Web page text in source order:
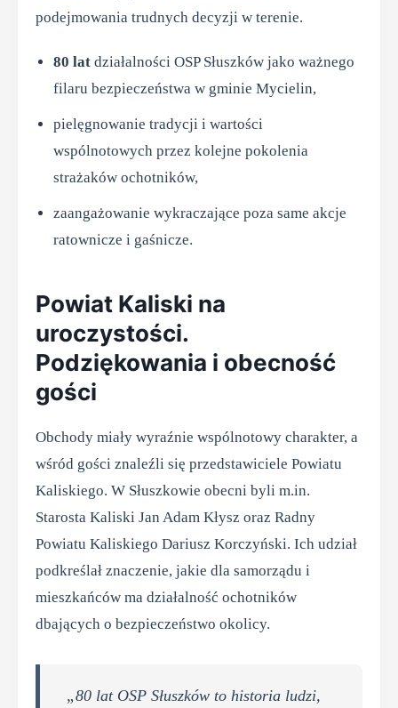
podejmowania trudnych decyzji w terenie.
80 lat działalności OSP Słuszków jako ważnego
filaru bezpieczeństwa w gminie Mycielin,
pielęgnowanie tradycji i wartości
wspólnotowych przez kolejne pokolenia
strażaków ochotników,
zaangażowanie wykraczające poza same akcje
ratownicze i gaśnicze.
Powiat Kaliski na
uroczystości.
Podziękowania i obecność
gości
Obchody miały wyraźnie wspólnotowy charakter, a
wśród gości znaleźli się przedstawiciele Powiatu
Kaliskiego. W Słuszkowie obecni byli m.in.
Starosta Kaliski Jan Adam Kłysz oraz Radny
Powiatu Kaliskiego Dariusz Korczyński. Ich udział
podkreślał znaczenie, jakie dla samorządu i
mieszkańców ma działalność ochotników
dbających o bezpieczeństwo okolicy.
„80 lat OSP Słuszków to historia ludzi,